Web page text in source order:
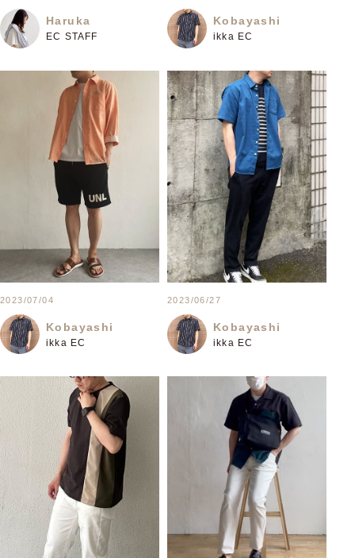
Haruka
EC STAFF
Kobayashi
ikka EC
2023/07/04
Kobayashi
ikka EC
2023/06/27
Kobayashi
ikka EC